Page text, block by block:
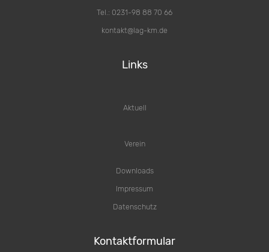
Tel.: 0231-98 88 70 66
kontakt@lag-km.de
Links
Aktuell
Verein
Downloads
Impressum
Datenschutz
Kontaktformular